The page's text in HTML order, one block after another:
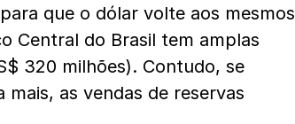
que o dólar volte aos mesmos
Central do Brasil tem amplas
320 milhões). Contudo, se
as vendas de reservas